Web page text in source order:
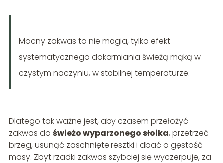
Mocny zakwas to nie magia, tylko efekt
systematycznego dokarmiania świeżą mąką w
czystym naczyniu, w stabilnej temperaturze.
Dlatego tak ważne jest, aby czasem przełożyć
zakwas do świeżo wyparzonego słoika, przetrzeć
brzeg, usunąć zaschnięte resztki i dbać o gęstość
masy. Zbyt rzadki zakwas szybciej się wyczerpuje, za